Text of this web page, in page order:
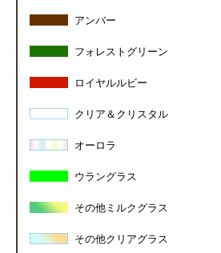
アンバー
フォレストグリーン
ロイヤルルビー
クリア＆クリスタル
オーロラ
ウラングラス
その他ミルクグラス
その他クリアグラス